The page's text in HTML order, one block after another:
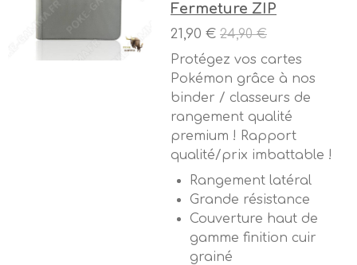
Fermeture ZIP
21,90 € 24,90 €
Protégez vos cartes
Pokémon grâce à nos
binder / classeurs de
rangement qualité
premium ! Rapport
qualité/prix imbattable !
Rangement latéral
Grande résistance
Couverture haut de
gamme finition cuir
grainé